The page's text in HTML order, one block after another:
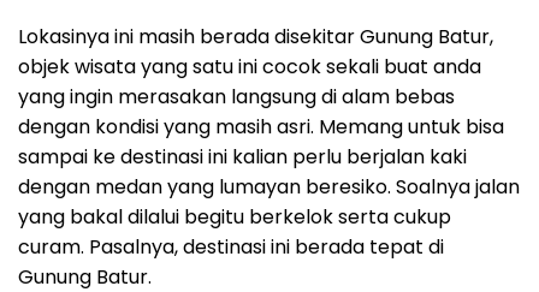
Lokasinya ini masih berada disekitar Gunung Batur,
objek wisata yang satu ini cocok sekali buat anda
yang ingin merasakan langsung di alam bebas
dengan kondisi yang masih asri. Memang untuk bisa
sampai ke destinasi ini kalian perlu berjalan kaki
dengan medan yang lumayan beresiko. Soalnya jalan
yang bakal dilalui begitu berkelok serta cukup
curam. Pasalnya, destinasi ini berada tepat di
Gunung Batur.